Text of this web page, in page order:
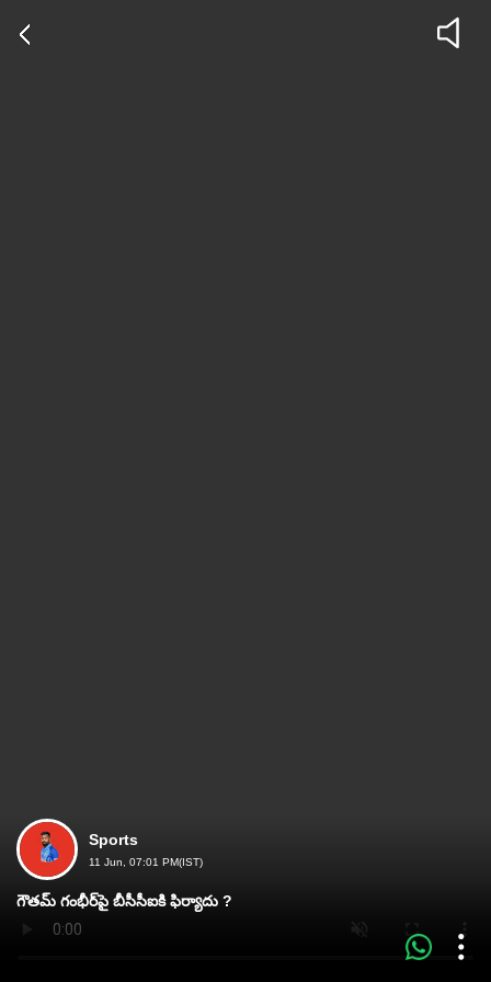
Sports
11 Jun, 07:01 PM(IST)
గౌతమ్ గంభీర్‌పై బీసీసీఐకి ఫిర్యాదు ?